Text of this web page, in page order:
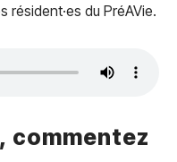
du PréAVie.
commentez